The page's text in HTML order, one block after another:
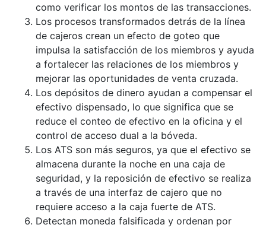
como verificar los montos de las transacciones.
Los procesos transformados detrás de la línea
de cajeros crean un efecto de goteo que
impulsa la satisfacción de los miembros y ayuda
a fortalecer las relaciones de los miembros y
mejorar las oportunidades de venta cruzada.
Los depósitos de dinero ayudan a compensar el
efectivo dispensado, lo que significa que se
reduce el conteo de efectivo en la oficina y el
control de acceso dual a la bóveda.
Los ATS son más seguros, ya que el efectivo se
almacena durante la noche en una caja de
seguridad, y la reposición de efectivo se realiza
a través de una interfaz de cajero que no
requiere acceso a la caja fuerte de ATS.
Detectan moneda falsificada y ordenan por